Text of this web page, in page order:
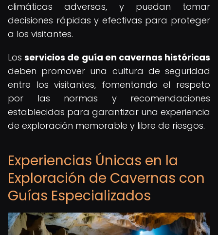
climáticas adversas, y puedan tomar
decisiones rápidas y efectivas para proteger
a los visitantes.
Losservicios de guía en cavernas históricas
deben promover una cultura de seguridad
entre los visitantes, fomentando el respeto
por las normas y recomendaciones
establecidas para garantizar una experiencia
de exploración memorable y libre de riesgos.
Experiencias Únicas en la
Exploración de Cavernas con
Guías Especializados